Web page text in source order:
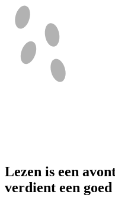
Lezen is een
verdient een